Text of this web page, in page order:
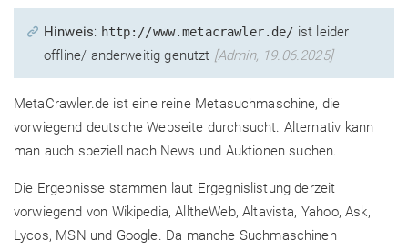
Hinweis: http://www.metacrawler.de/ ist leider
offline/ anderweitig genutzt [Admin, 19.06.2025]
MetaCrawler.de ist eine reine Metasuchmaschine, die
vorwiegend deutsche Webseite durchsucht. Alternativ kann
man auch speziell nach News und Auktionen suchen.
Die Ergebnisse stammen laut Ergegnislistung derzeit
vorwiegend von Wikipedia, AlltheWeb, Altavista, Yahoo, Ask,
Lycos, MSN und Google. Da manche Suchmaschinen